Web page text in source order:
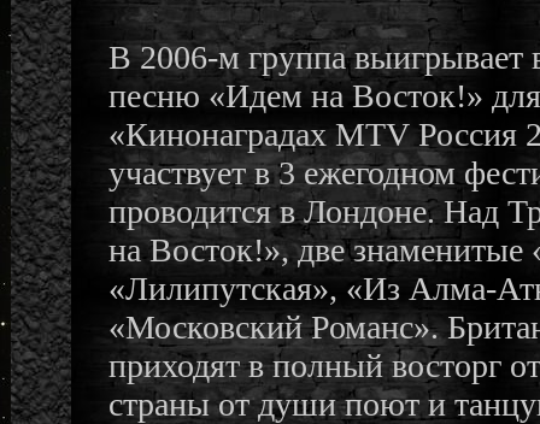
В 2006-м группа выигрывает
песню «Идем на Восток!»
«Кинонаградах МТV Россия
участвует в 3 ежегодном
проводится в Лондоне. Над
на Восток!», две
«Лилипутская», «Из Алма-
«Московский Романс».
приходят в полный восторг
страны от души поют и